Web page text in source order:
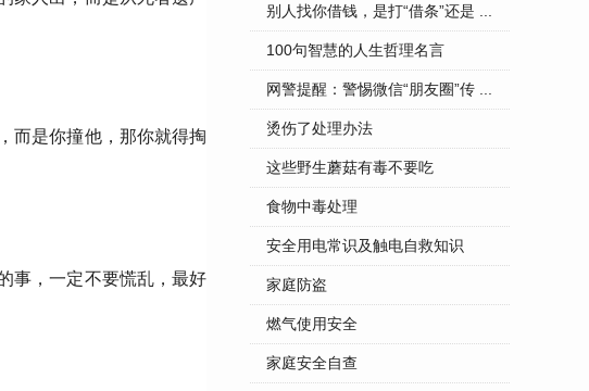
而是你撞他，那你就得掏
事，一定不要慌乱，最好
别人找你借钱，是打“借条”还是 ...
100句智慧的人生哲理名言
网警提醒：警惕微信“朋友圈”传 ...
烫伤了处理办法
这些野生蘑菇有毒不要吃
食物中毒处理
安全用电常识及触电自救知识
家庭防盗
燃气使用安全
家庭安全自查